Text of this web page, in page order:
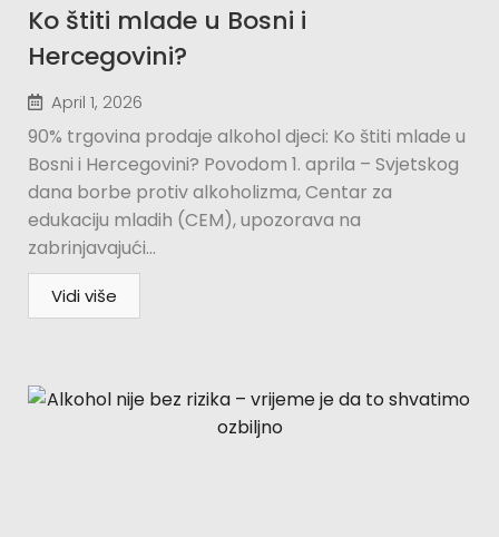
Ko štiti mlade u Bosni i
Hercegovini?​
April 1, 2026
90% trgovina prodaje alkohol djeci: Ko štiti mlade u
Bosni i Hercegovini? Povodom 1. aprila – Svjetskog
dana borbe protiv alkoholizma, Centar za
edukaciju mladih (CEM), upozorava na
zabrinjavajući...
Vidi više